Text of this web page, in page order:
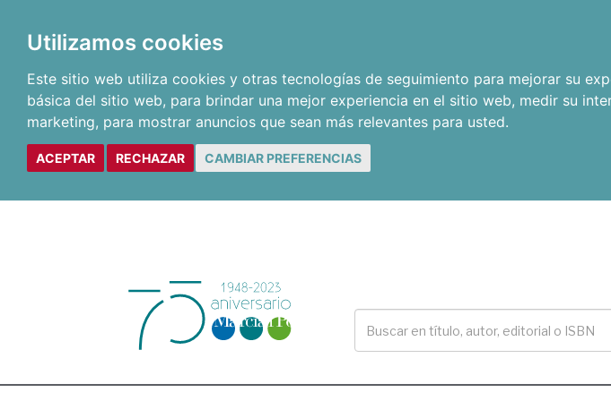
Utilizamos cookies
Este sitio web utiliza cookies y otras tecnologías de seguimiento para mejorar su
básica del sitio web, para brindar una mejor experiencia en el sitio web, medir su
marketing, para mostrar anuncios que sean más relevantes para usted.
ACEPTAR RECHAZAR CAMBIAR PREFERENCIAS